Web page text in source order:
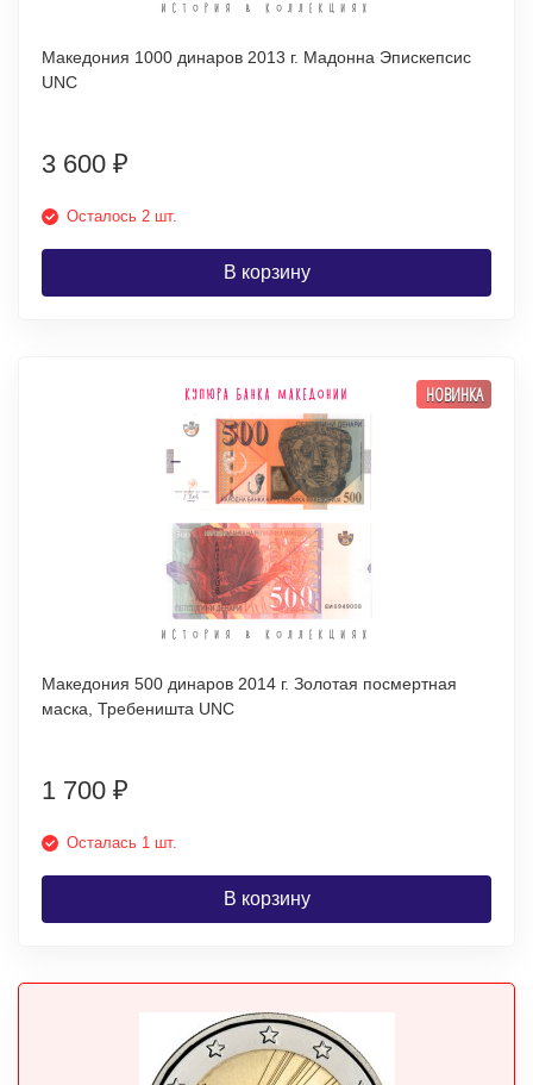
Македония 1000 динаров 2013 г. Мадонна Эпискепсис
UNC
3 600 ₽
Осталось 2 шт.
В корзину
НОВИНКА
Македония 500 динаров 2014 г. Золотая посмертная
маска, Требеништа UNC
1 700 ₽
Осталась 1 шт.
В корзину